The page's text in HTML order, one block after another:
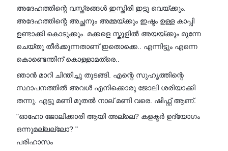
അദേഹത്തിന്റെ വസ്ത്രങ്ങൾ ഇസ്തിരി ഇട്ടു വെയ്ക്കും.
അദേഹത്തിന്റെ അച്ഛനും അമ്മയ്ക്കും ഇഷ്ടം ഉള്ള കാപ്പി
ഉണ്ടാക്കി കൊടുക്കും. മക്കളെ സ്കൂളിൽ അയയ്ക്കും മുന്നേ
ചെയ്തു തീർക്കുന്നതാണ് ഇതൊക്കെ.. എന്നിട്ടും എന്നെ
കൊണ്ടെന്തിന് കൊള്ളാമത്രെ..
ഞാൻ മാറി ചിന്തിച്ചു തുടങ്ങി. എന്റെ സുഹൃത്തിന്റെ
സ്ഥാപനത്തിൽ അവൾ എനിക്കൊരു ജോലി ശരിയാക്കി
തന്നു. എട്ടു മണി മുതൽ നാല് മണി വരെ. ഷിഫ്റ്റ്‌ ആണ്.
"ഓഹോ ജോലിക്കാരി ആയി അല്ലെ? കളക്ടർ ഉദ്യോഗം
ഒന്നുമല്ലല്ലോ? "
പരിഹാസം